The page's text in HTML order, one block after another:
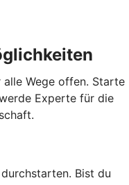
alle Wege offen. Starte
Experte für die
Bist du